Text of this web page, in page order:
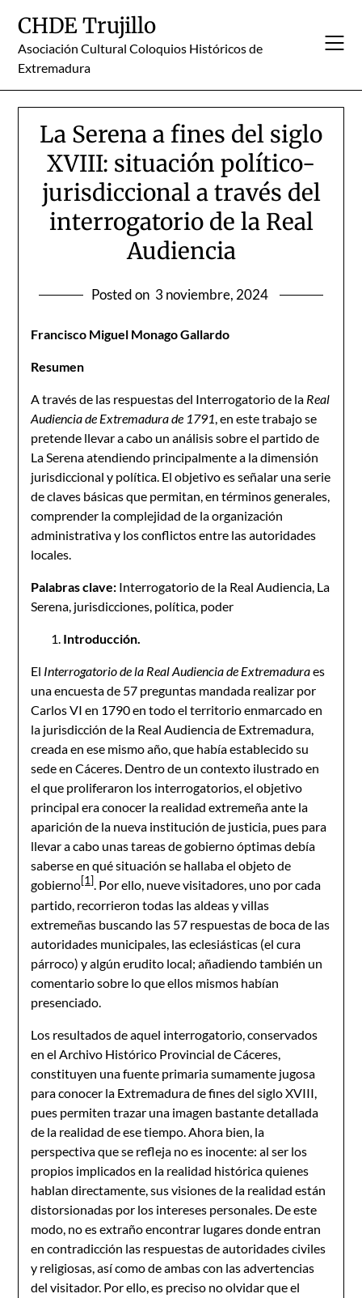
content
CHDE Trujillo
Asociación Cultural Coloquios Históricos de
Extremadura
La Serena a fines del siglo
XVIII: situación político-
jurisdiccional a través del
interrogatorio de la Real
Audiencia
Posted on 3 noviembre, 2024
Francisco Miguel Monago Gallardo
Resumen
A través de las respuestas del Interrogatorio de la Real
Audiencia de Extremadura de 1791, en este trabajo se
pretende llevar a cabo un análisis sobre el partido de
La Serena atendiendo principalmente a la dimensión
jurisdiccional y política. El objetivo es señalar una serie
de claves básicas que permitan, en términos generales,
comprender la complejidad de la organización
administrativa y los conflictos entre las autoridades
locales.
Palabras clave: Interrogatorio de la Real Audiencia, La
Serena, jurisdicciones, política, poder
Introducción.
El Interrogatorio de la Real Audiencia de Extremaduraes
una encuesta de 57 preguntas mandada realizar por
Carlos VI en 1790 en todo el territorio enmarcado en
la jurisdicción de la Real Audiencia de Extremadura,
creada en ese mismo año, que había establecido su
sede en Cáceres. Dentro de un contexto ilustrado en
el que proliferaron los interrogatorios, el objetivo
principal era conocer la realidad extremeña ante la
aparición de la nueva institución de justicia, pues para
llevar a cabo unas tareas de gobierno óptimas debía
saberse en qué situación se hallaba el objeto de
gobierno[1]. Por ello, nueve visitadores, uno por cada
partido, recorrieron todas las aldeas y villas
extremeñas buscando las 57 respuestas de boca de las
autoridades municipales, las eclesiásticas (el cura
párroco) y algún erudito local; añadiendo también un
comentario sobre lo que ellos mismos habían
presenciado.
Los resultados de aquel interrogatorio, conservados
en el Archivo Histórico Provincial de Cáceres,
constituyen una fuente primaria sumamente jugosa
para conocer la Extremadura de fines del siglo XVIII,
pues permiten trazar una imagen bastante detallada
de la realidad de ese tiempo. Ahora bien, la
perspectiva que se refleja no es inocente: al ser los
propios implicados en la realidad histórica quienes
hablan directamente, sus visiones de la realidad están
distorsionadas por los intereses personales. De este
modo, no es extraño encontrar lugares donde entran
en contradicción las respuestas de autoridades civiles
y religiosas, así como de ambas con las advertencias
del visitador. Por ello, es preciso no olvidar que el